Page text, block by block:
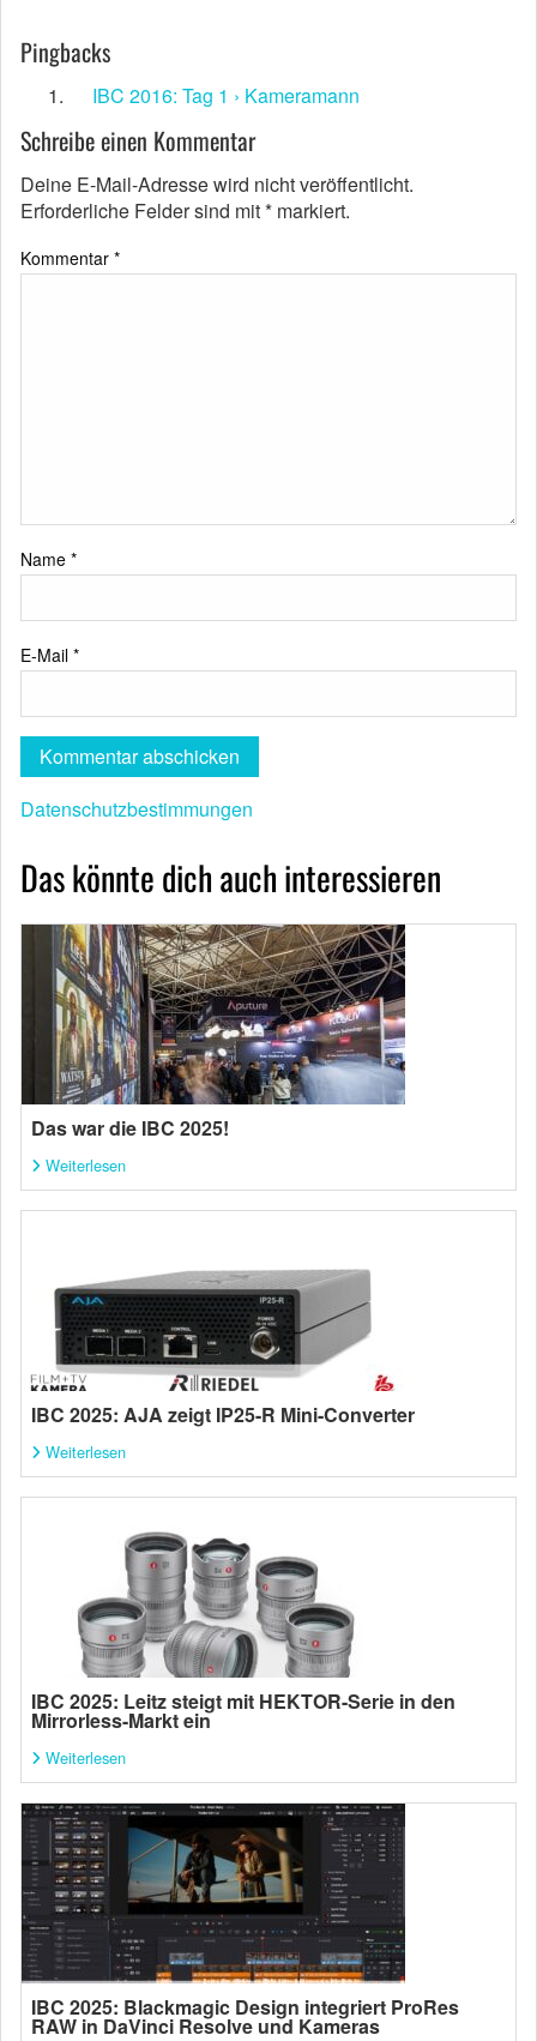
Pingbacks
IBC 2016: Tag 1 › Kameramann
Schreibe einen Kommentar
Deine E-Mail-Adresse wird nicht veröffentlicht.
Erforderliche Felder sind mit* markiert.
Kommentar *
Name *
E-Mail *
Datenschutzbestimmungen
Das könnte dich auch interessieren
Das war die IBC 2025!
Weiterlesen
IBC 2025: AJA zeigt IP25-R Mini-Converter
Weiterlesen
IBC 2025: Leitz steigt mit HEKTOR-Serie in den
Mirrorless-Markt ein
Weiterlesen
IBC 2025: Blackmagic Design integriert ProRes
RAW in DaVinci Resolve und Kameras